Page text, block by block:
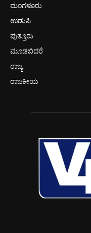
ಮಂಗಳೂರು
ಉಡುಪಿ
ಪುತ್ತೂರು
ಮೂಡಬಿದರೆ
ರಾಜ್ಯ
ರಾಜಕೀಯ